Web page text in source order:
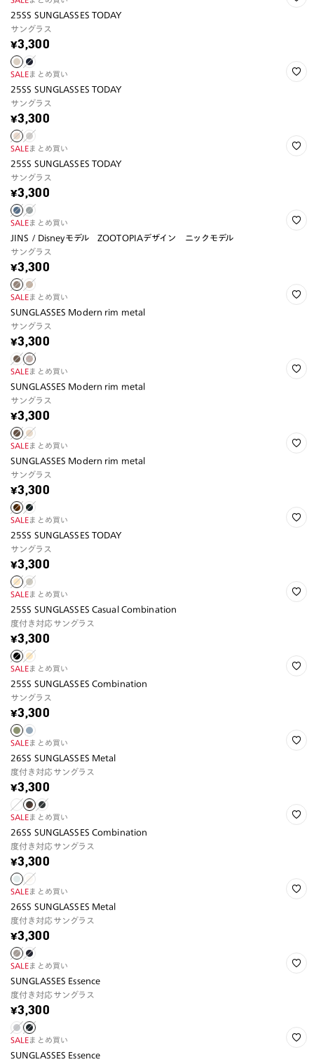
25SS SUNGLASSES TODAY
サングラス
¥3,300
SALEまとめ買い
25SS SUNGLASSES TODAY
サングラス
¥3,300
SALEまとめ買い
25SS SUNGLASSES TODAY
サングラス
¥3,300
SALEまとめ買い
JINS / Disneyモデル ZOOTOPIAデザイン ニックモデル
サングラス
¥3,300
SALEまとめ買い
SUNGLASSES Modern rim metal
サングラス
¥3,300
SALEまとめ買い
SUNGLASSES Modern rim metal
サングラス
¥3,300
SALEまとめ買い
SUNGLASSES Modern rim metal
サングラス
¥3,300
SALEまとめ買い
25SS SUNGLASSES TODAY
サングラス
¥3,300
SALEまとめ買い
25SS SUNGLASSES Casual Combination
度付き対応サングラス
¥3,300
SALEまとめ買い
25SS SUNGLASSES Combination
サングラス
¥3,300
SALEまとめ買い
26SS SUNGLASSES Metal
度付き対応サングラス
¥3,300
SALEまとめ買い
26SS SUNGLASSES Combination
度付き対応サングラス
¥3,300
SALEまとめ買い
26SS SUNGLASSES Metal
度付き対応サングラス
¥3,300
SALEまとめ買い
SUNGLASSES Essence
度付き対応サングラス
¥3,300
SALEまとめ買い
SUNGLASSES Essence